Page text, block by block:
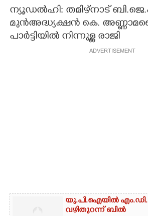
CARTOONS
LITERATURE
ന്യൂഡൽഹി: തമിഴ്നാട്
മുൻഅദ്ധ്യക്ഷൻ കെ.
പാർട്ടിയിൽ നിന്നുള്ള രാജി
ADVERTISEMENT
യു.പി.ഐയിൽ
വഴിതുറന്ന് ബിൽ